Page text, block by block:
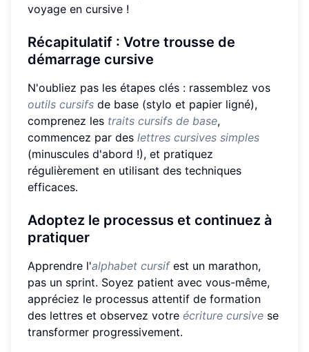
voyage en cursive !
Récapitulatif : Votre trousse de
démarrage cursive
N'oubliez pas les étapes clés : rassemblez vos
outils cursifs de base (stylo et papier ligné),
comprenez les traits cursifs de base,
commencez par des lettres cursives simples
(minuscules d'abord !), et pratiquez
régulièrement en utilisant des techniques
efficaces.
Adoptez le processus et continuez à
pratiquer
Apprendre l'alphabet cursifest un marathon,
pas un sprint. Soyez patient avec vous-même,
appréciez le processus attentif de formation
des lettres et observez votre écriture cursive se
transformer progressivement.